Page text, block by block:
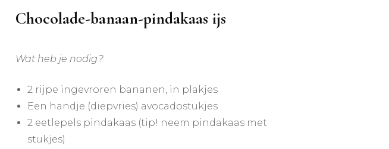
Chocolade-banaan-pindakaas ijs
Wat heb je nodig?
2 rijpe ingevroren bananen, in plakjes
Een handje (diepvries) avocadostukjes
2 eetlepels pindakaas (tip! neem pindakaas met
stukjes)